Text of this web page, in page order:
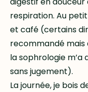
respiration. Au
et café (certains
recommandé mais
la sophrologie m’a
sans jugement).
La journée, je bois